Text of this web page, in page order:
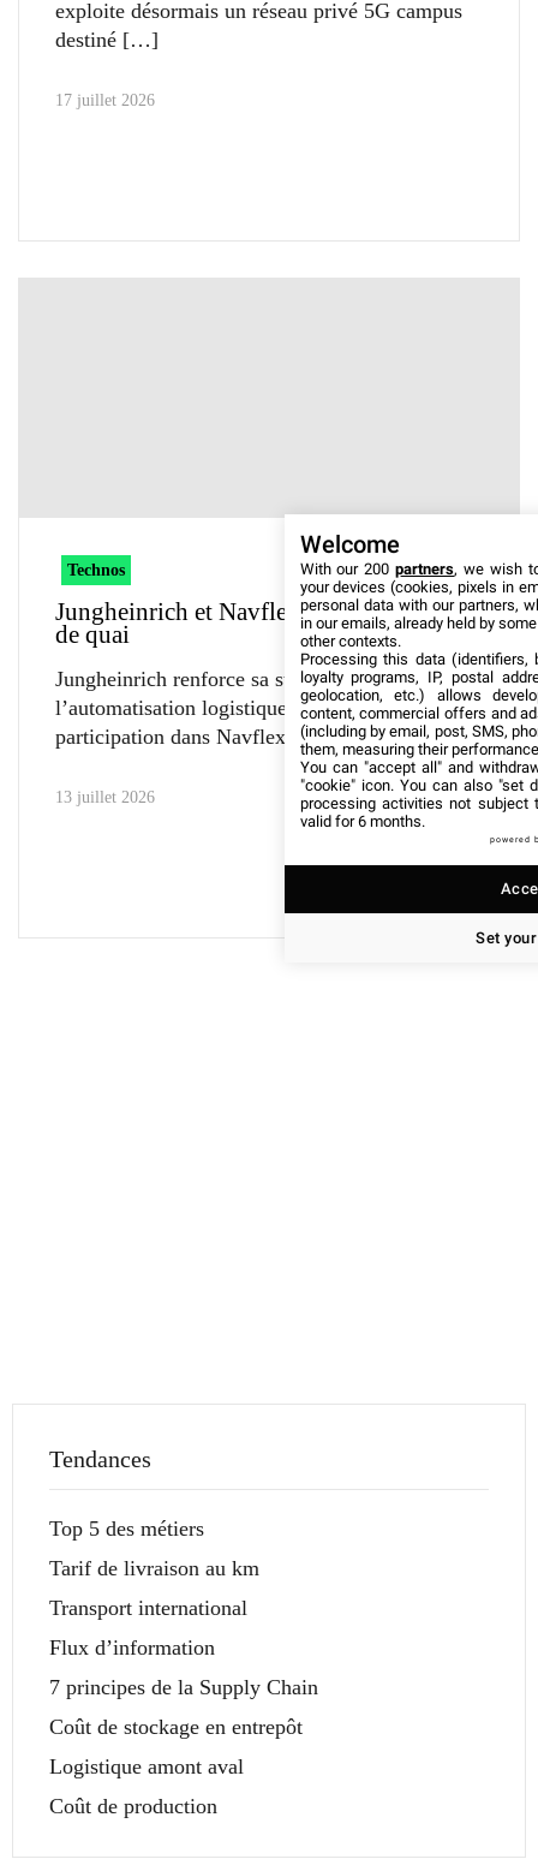
exploite désormais un réseau privé 5G campus
destiné
17 juillet 2026
Technos
Jungheinrich et Navflex testent leur robot
de quai
Jungheinrich renforce sa stratégie dans
l’automatisation logistique avec une prise de
participation dans Navflex. Les
13 juillet 2026
Tendances
Top 5 des métiers
Tarif de livraison au km
Transport international
Flux d’information
7 principes de la Supply Chain
Coût de stockage en entrepôt
Logistique amont aval
Coût de production
Welcome
With our 200partners, we wish
your devices (cookies, pixels in
personal data with our partners,
in our emails, already held by
other contexts.
Processing this data (identifiers,
loyalty programs, IP, postal
geolocation, etc.) allows
content, commercial offers and
(including by email, post, SMS,
them, measuring their
You can "accept all" and
"cookie" icon. You can also "set
processing activities not subject
valid for 6 months.
powered
Set